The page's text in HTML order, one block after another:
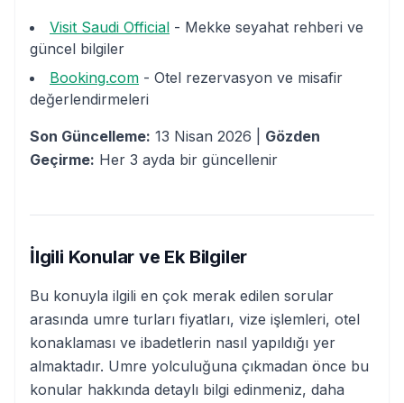
Visit Saudi Official - Mekke seyahat rehberi ve
güncel bilgiler
Booking.com - Otel rezervasyon ve misafir
değerlendirmeleri
Son Güncelleme: 13 Nisan 2026 | Gözden
Geçirme: Her 3 ayda bir güncellenir
İlgili Konular ve Ek Bilgiler
Bu konuyla ilgili en çok merak edilen sorular
arasında umre turları fiyatları, vize işlemleri, otel
konaklaması ve ibadetlerin nasıl yapıldığı yer
almaktadır. Umre yolculuğuna çıkmadan önce bu
konular hakkında detaylı bilgi edinmeniz, daha